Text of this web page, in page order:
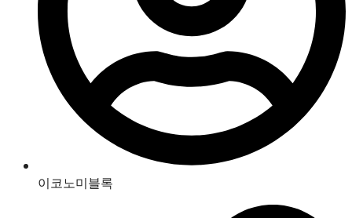
이코노미블록